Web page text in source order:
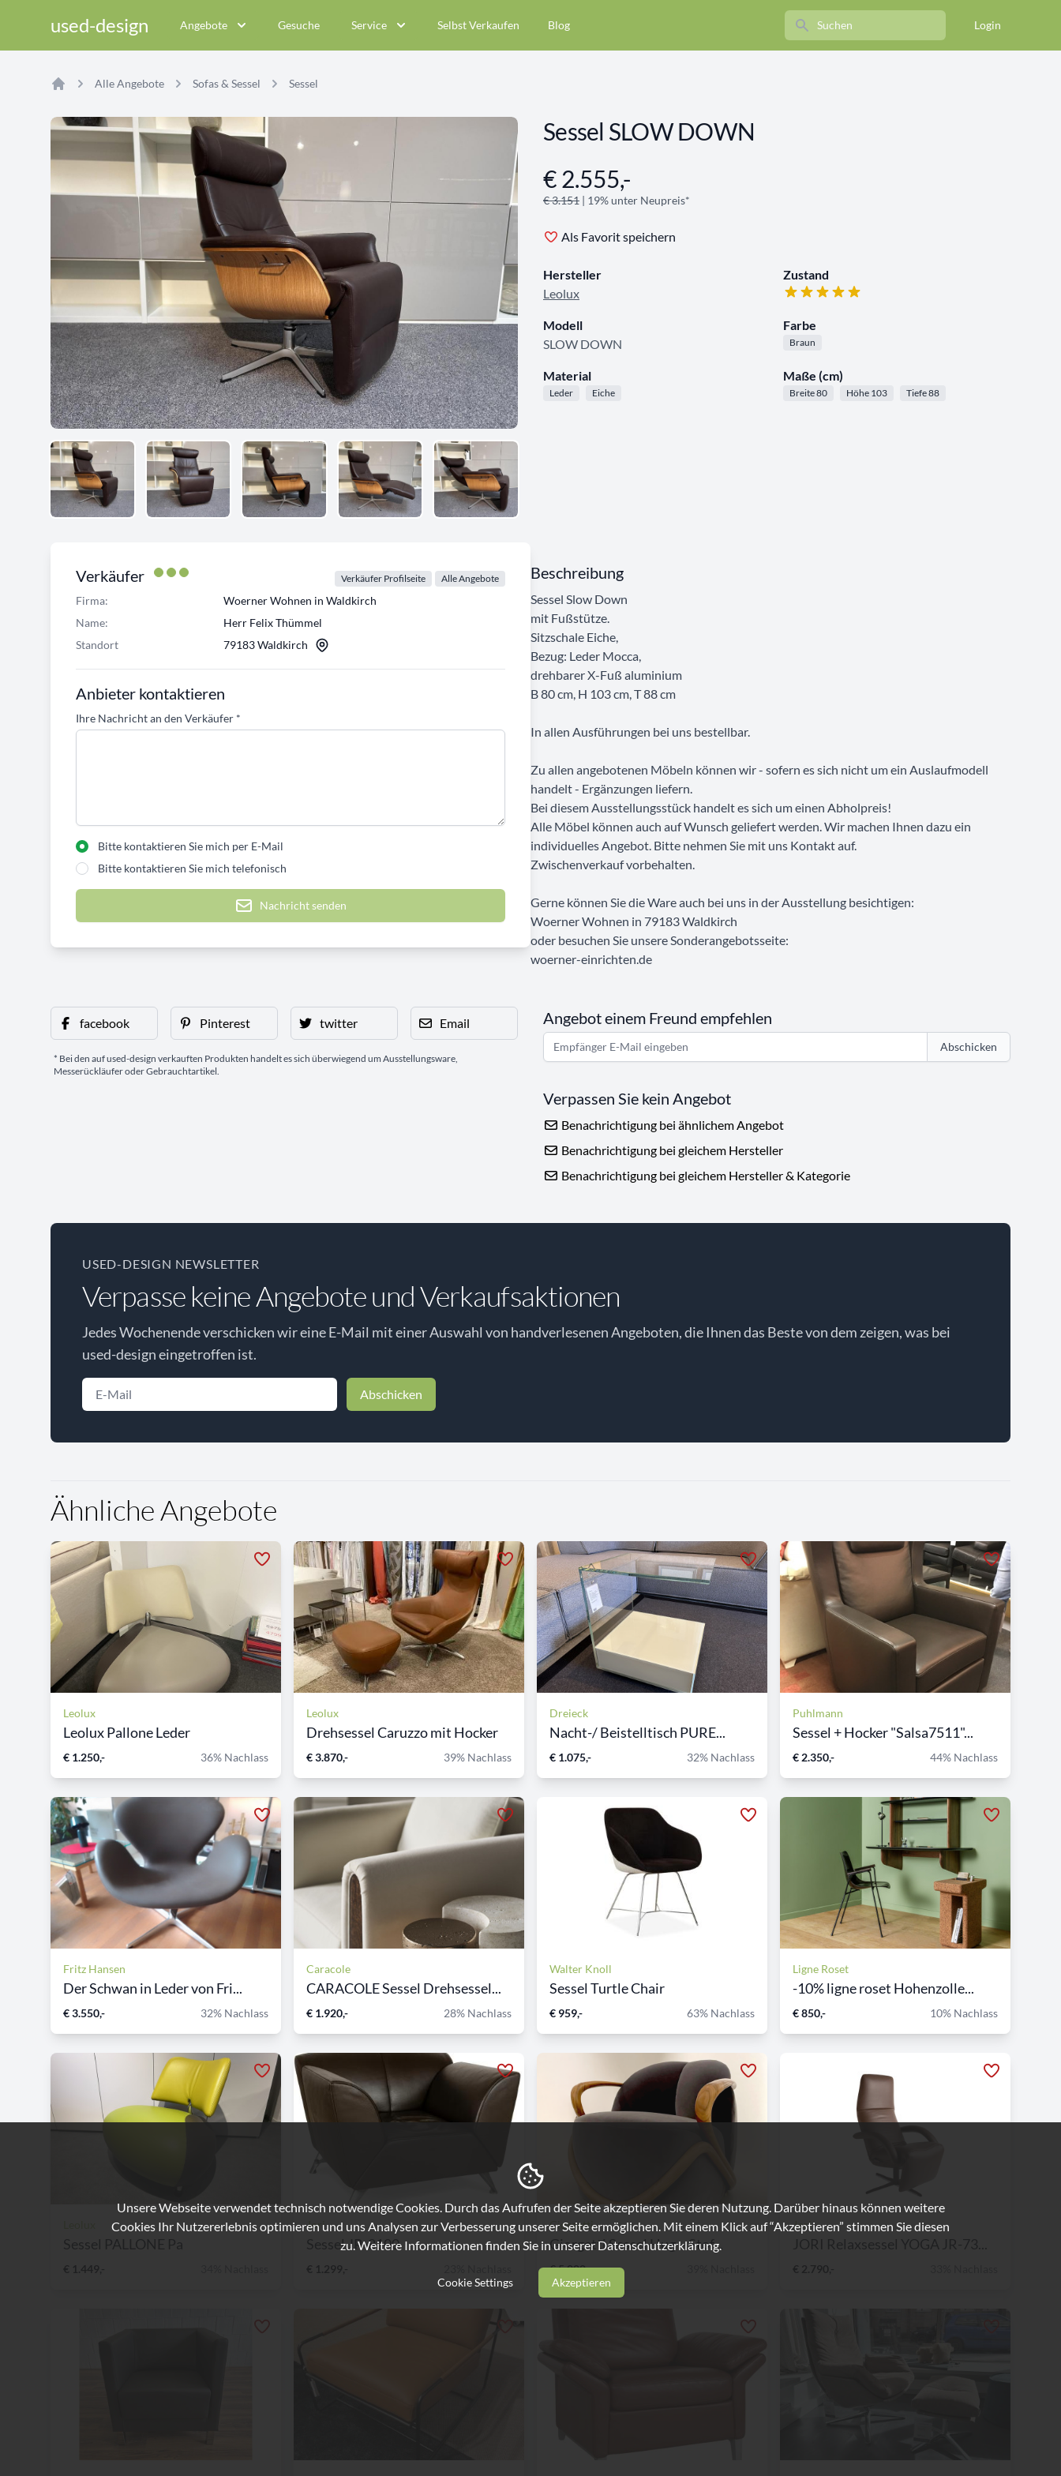
used-design Angebote Gesuche Service Selbst Verkaufen Blog Search Login
Alle Angebote Sofas & Sessel Sessel
Sessel SLOW DOWN
Angebotsinformationen
€ 2.555,-
€ 3.151 | 19% unter Neupreis*
Als Favorit speichern
Hersteller
Leolux
Zustand
Modell
SLOW DOWN
Farbe
Braun
Material
Leder Eiche
Maße (cm)
Breite 80 Höhe 103 Tiefe 88
Verkäufer Verkäufer Profilseite Alle Angebote
Firma:
Woerner Wohnen in Waldkirch
Name:
Herr Felix Thümmel
Standort
79183 Waldkirch
Anbieter kontaktieren
Ihre Nachricht an den Verkäufer *
Bitte kontaktieren Sie mich per E-Mail
Bitte kontaktieren Sie mich telefonisch
Nachricht senden
Beschreibung
Sessel Slow Down
mit Fußstütze.
Sitzschale Eiche,
Bezug: Leder Mocca,
drehbarer X-Fuß aluminium
B 80 cm, H 103 cm, T 88 cm
In allen Ausführungen bei uns bestellbar.
Zu allen angebotenen Möbeln können wir - sofern es sich nicht um ein Auslaufmodell
handelt - Ergänzungen liefern.
Bei diesem Ausstellungsstück handelt es sich um einen Abholpreis!
Alle Möbel können auch auf Wunsch geliefert werden. Wir machen Ihnen dazu ein
individuelles Angebot. Bitte nehmen Sie mit uns Kontakt auf.
Zwischenverkauf vorbehalten.
Gerne können Sie die Ware auch bei uns in der Ausstellung besichtigen:
Woerner Wohnen in 79183 Waldkirch
oder besuchen Sie unsere Sonderangebotsseite:
woerner-einrichten.de
facebook Pinterest twitter Email
* Bei den auf used-design verkauften Produkten handelt es sich überwiegend um Ausstellungsware,
Messerückläufer oder Gebrauchtartikel.
Angebot einem Freund empfehlen
Abschicken
Verpassen Sie kein Angebot
Benachrichtigung bei ähnlichem Angebot
Benachrichtigung bei gleichem Hersteller
Benachrichtigung bei gleichem Hersteller & Kategorie
USED-DESIGN NEWSLETTER
Verpasse keine Angebote und Verkaufsaktionen
Jedes Wochenende verschicken wir eine E-Mail mit einer Auswahl von handverlesenen Angeboten, die Ihnen das Beste von dem zeigen, was bei
used-design eingetroffen ist.
Abschicken
Ähnliche Angebote
Leolux
Leolux Pallone Leder
€ 1.250,- 36% Nachlass
Leolux
Drehsessel Caruzzo mit Hocker
€ 3.870,- 39% Nachlass
Dreieck
Nacht-/ Beistelltisch PURE...
€ 1.075,- 32% Nachlass
Puhlmann
Sessel + Hocker "Salsa7511"...
€ 2.350,- 44% Nachlass
Fritz Hansen
Der Schwan in Leder von Fri...
€ 3.550,- 32% Nachlass
Caracole
CARACOLE Sessel Drehsessel...
€ 1.920,- 28% Nachlass
Walter Knoll
Sessel Turtle Chair
€ 959,- 63% Nachlass
Ligne Roset
-10% ligne roset Hohenzolle...
€ 850,- 10% Nachlass
Sessel PALLONE Pa
€ 1.449,-
Jori
Sessel JR-8100
€ 1.299,-
Giorgetti
Giorgetti Sessel Hug – Stof...
€ 5.000,-
Jori
JORI Relaxsessel YOGA JR-73...
€ 2.790,-
Unsere Webseite verwendet technisch notwendige Cookies. Durch das Aufrufen der Seite akzeptieren Sie deren Nutzung. Darüber hinaus können weitere
Cookies Ihr Nutzererlebnis optimieren und uns Analysen zur Verbesserung unserer Seite ermöglichen. Mit einem Klick auf “Akzeptieren” stimmen Sie diesen
zu. Weitere Informationen finden Sie in unsererDatenschutzerklärung.
Cookie Settings Akzeptieren